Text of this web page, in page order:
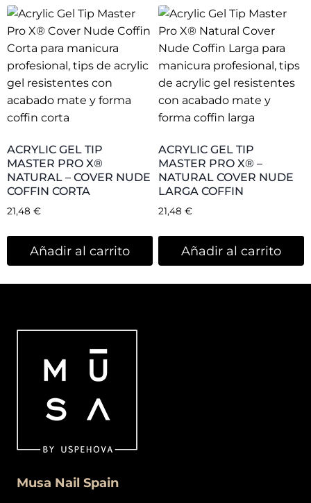
Musa Nail Spain
46014, Valencia, Spain
Teléfono: +34 744 680 508
Métodos de pago:
Condiciones generales de contratació
Contenido: